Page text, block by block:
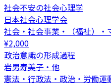
社会不安の社会心理学
日本社会心理学会
社会・社会事業・（福祉）・
¥2,000
政治意識の形成過程
岩男寿美子・他
憲法・行政法・政治・労働運